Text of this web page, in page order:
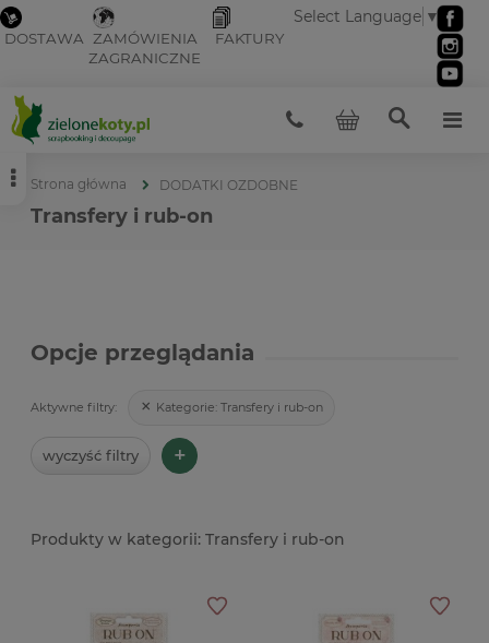
DOSTAWA ZAMÓWIENIA
ZAGRANICZNE
FAKTURY
Select Language ▼
Strona główna DODATKI OZDOBNE
Transfery i rub-on
Opcje przeglądania
Aktywne filtry: Kategorie: Transfery i rub-on
wyczyść filtry +
Transfery i rub-on